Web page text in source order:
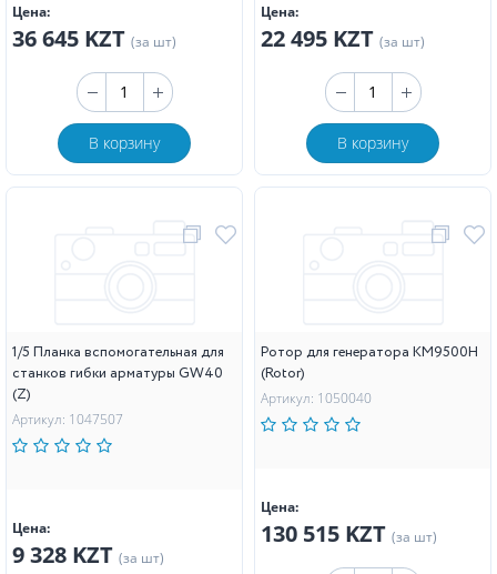
Цена:
36 645 KZT (за шт)
В корзину
Цена:
22 495 KZT (за шт)
В корзину
1/5 Планка вспомогательная для
станков гибки арматуры GW40
(Z)
Артикул: 1047507
Цена:
9 328 KZT (за шт)
Ротор для генератора KM9500H
(Rotor)
Артикул: 1050040
Цена:
130 515 KZT (за шт)